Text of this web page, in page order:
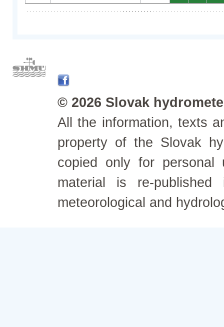
© 2026 Slovak
All the information, texts
property of the Slovak
copied only for personal
material is re-
meteorological and